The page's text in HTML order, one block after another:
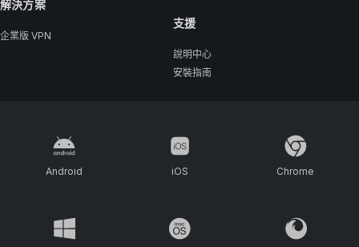
解決方案
企業版 VPN
支援
說明中心
安裝指南
Android iOS Chrome